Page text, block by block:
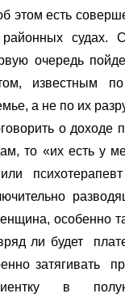
этом есть
судах.
очередь
известным
а не по их
о доходе
то «их есть у
особенно
ли будет
затягивать
в